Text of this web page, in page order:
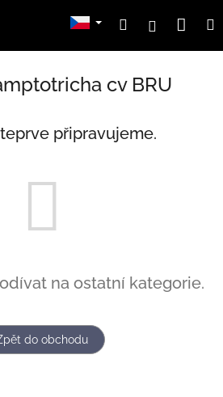
HledatPřihlášení
cv BRU
připravujeme.
na ostatní kategorie.
do obchodu